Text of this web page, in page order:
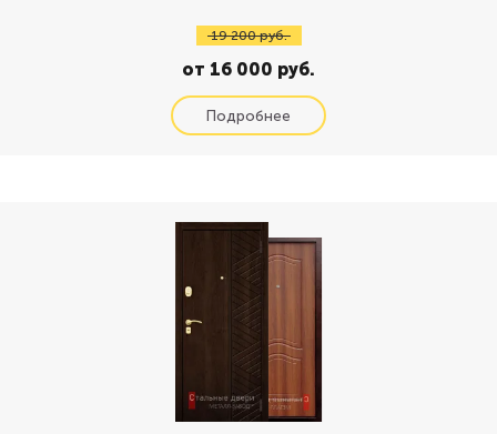
19 200 руб.
от 16 000 руб.